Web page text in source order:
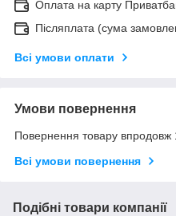
Оплата на карту
Післяплата (сума
Всі умови оплати
Умови повернення
Повернення товару впродовж
Всі умови повернення
Подібні товари компанії